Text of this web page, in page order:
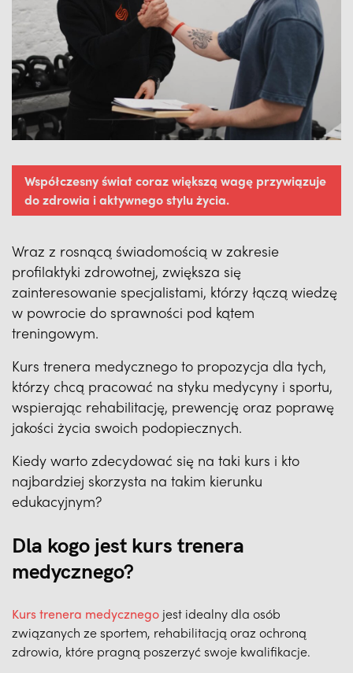
Współczesny świat coraz większą wagę przywiązuje
do zdrowia i aktywnego stylu życia.
Wraz z rosnącą świadomością w zakresie
profilaktyki zdrowotnej, zwiększa się
zainteresowanie specjalistami, którzy łączą wiedzę
w powrocie do sprawności pod kątem
treningowym.
Kurs trenera medycznego to propozycja dla tych,
którzy chcą pracować na styku medycyny i sportu,
wspierając rehabilitację, prewencję oraz poprawę
jakości życia swoich podopiecznych.
Kiedy warto zdecydować się na taki kurs i kto
najbardziej skorzysta na takim kierunku
edukacyjnym?
Dla kogo jest kurs trenera
medycznego?
Kurs trenera medycznego jest idealny dla osób
związanych ze sportem, rehabilitacją oraz ochroną
zdrowia, które pragną poszerzyć swoje kwalifikacje.